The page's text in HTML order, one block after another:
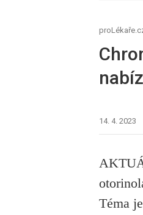
14. 4. 2023
Téma